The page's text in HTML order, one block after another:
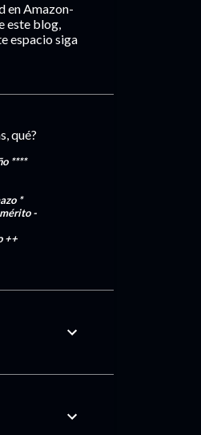
en Amazon-
este blog,
espacio siga
qué?
****
*
-
++